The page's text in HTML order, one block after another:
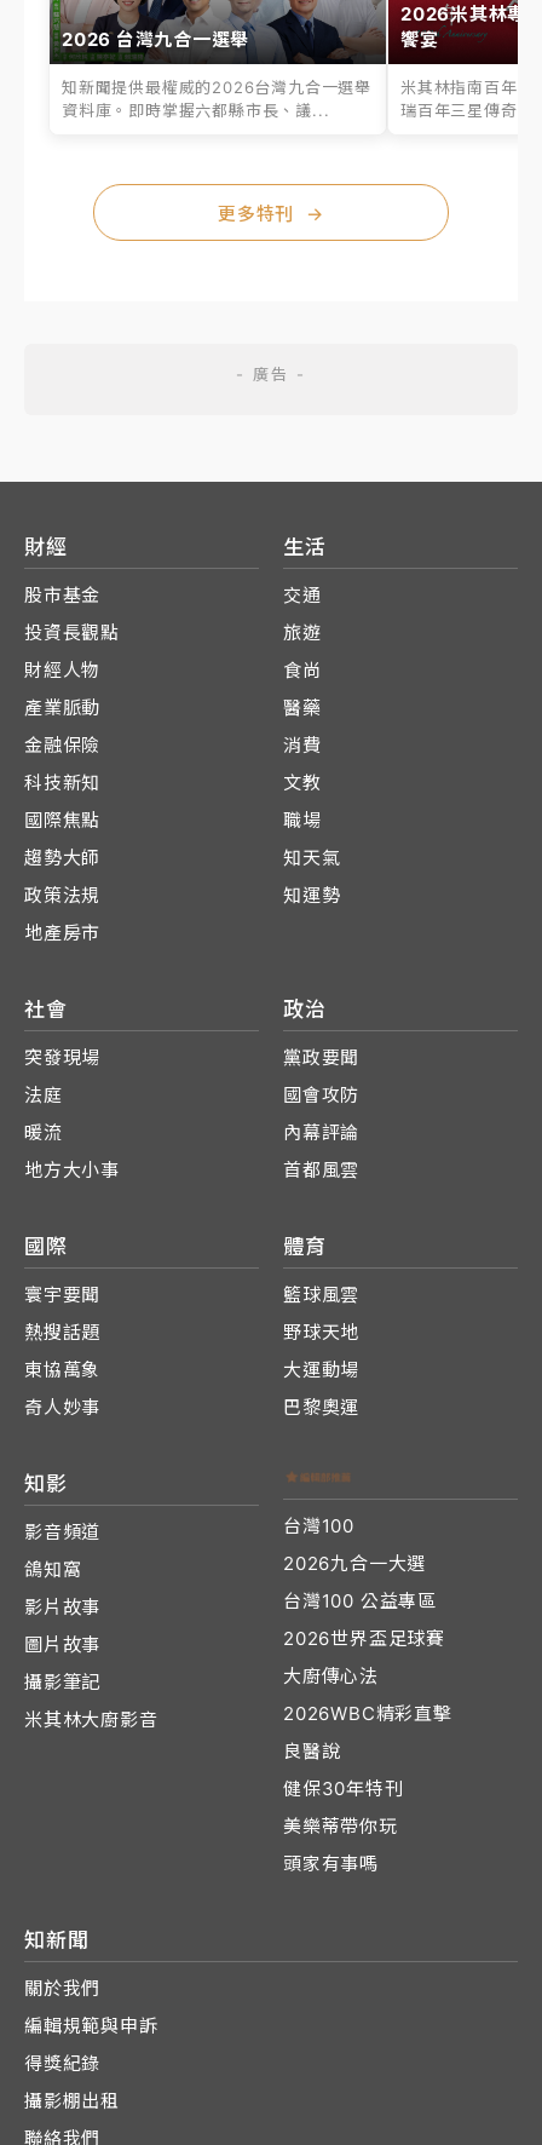
2026 台灣九合一選舉
知新聞提供最權威的2026台灣九合一選舉
資料庫。即時掌握六都縣市長、議...
2026米其林專
饗宴
米其林指南百年之
瑞百年三星傳奇、
更多特刊 →
財經
股市基金
投資長觀點
財經人物
產業脈動
金融保險
科技新知
國際焦點
趨勢大師
政策法規
地產房市
生活
交通
旅遊
食尚
醫藥
消費
文教
職場
知天氣
知運勢
社會
突發現場
法庭
暖流
地方大小事
政治
黨政要聞
國會攻防
內幕評論
首都風雲
國際
寰宇要聞
熱搜話題
東協萬象
奇人妙事
體育
籃球風雲
野球天地
大運動場
巴黎奧運
知影
影音頻道
鴿知窩
影片故事
圖片故事
攝影筆記
米其林大廚影音
台灣100
2026九合一大選
台灣100 公益專區
2026世界盃足球賽
大廚傳心法
2026WBC精彩直擊
良醫說
健保30年特刊
美樂蒂帶你玩
頭家有事嗎
知新聞
關於我們
編輯規範與申訴
得獎紀錄
攝影棚出租
聯絡我們